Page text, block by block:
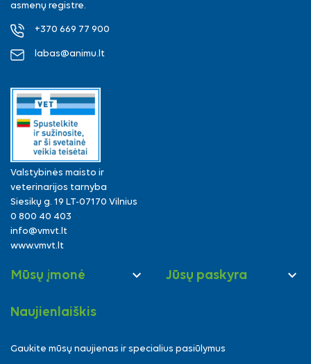
asmenų registre.
+370 669 77 900
labas@animu.lt
Valstybinės maisto ir
veterinarijos tarnyba
Siesikų g. 19 LT-07170 Vilnius
0 800 40 403
info@vmvt.lt
www.vmvt.lt
Mūsų įmonė  Jūsų paskyra 
Naujienlaiškis
Gaukite mūsų naujienas ir specialius pasiūlymus